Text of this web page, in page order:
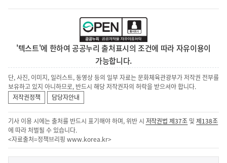
'텍스트'에 한하여 공공누리 출처표시의 조건에 따라 자유이용이
가능합니다.
단, 사진, 이미지, 일러스트, 동영상 등의 일부 자료는 문화체육관광부가 저작권 전부를
보유하고 있지 아니하므로, 반드시 해당 저작권자의 허락을 받으셔야 합니다.
저작권정책
담당자안내
기사 이용 시에는 출처를 반드시 표기해야 하며, 위반 시 저작권법 제37조 및제138조
에 따라 처벌될 수 있습니다.
<자료출처=정책브리핑 www.korea.kr>